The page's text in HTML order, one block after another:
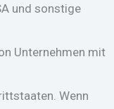
und sonstige
Unternehmen mit
Wenn